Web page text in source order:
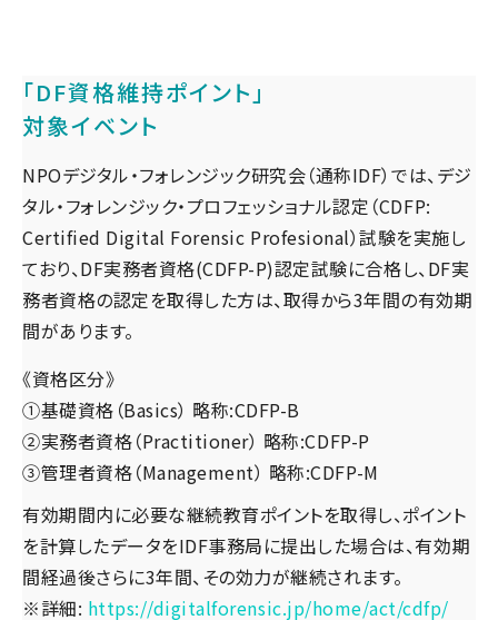
「DF資格維持ポイント」
対象イベント
NPOデジタル・フォレンジック研究会（通称IDF）では、デジ
タル・フォレンジック・プロフェッショナル認定（CDFP:
Certified Digital Forensic Profesional）試験を実施し
ており、DF実務者資格(CDFP-P)認定試験に合格し、DF実
務者資格の認定を取得した方は、取得から3年間の有効期
間があります。
《資格区分》
①基礎資格（Basics） 略称:CDFP-B
②実務者資格（Practitioner） 略称:CDFP-P
③管理者資格（Management） 略称:CDFP-M
有効期間内に必要な継続教育ポイントを取得し、ポイント
を計算したデータをIDF事務局に提出した場合は、有効期
間経過後さらに3年間、その効力が継続されます。
※詳細: https://digitalforensic.jp/home/act/cdfp/